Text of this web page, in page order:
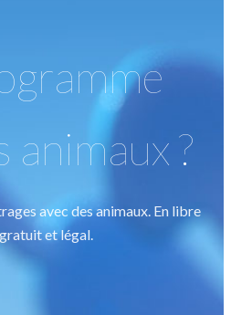
animaux ?
avec des animaux. En libre
et légal.